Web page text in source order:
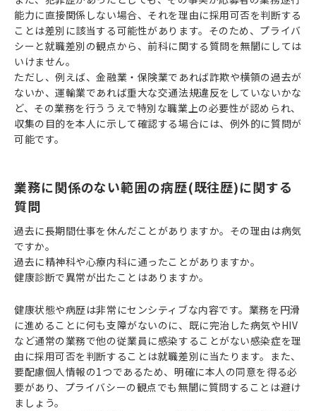
能力に直接関係しない場合、それを理由に採用可否を判断する
ことは差別に該当する可能性があります。そのため、プライバ
シーと就職差別の観点から、前科に関する質問を無闇にしては
いけません。
ただし、例えば、金融業・保険業であれば詐欺や横領の過去が
ないか、運輸業であれば重大な交通法規違反をしていないかな
ど、その業務を行ううえで特別な職業上の必要性が認められ、
収集の目的を本人に示して確認する場合には、例外的に質問が
可能です。
業務に関係のない範囲の病歴(既往歴)に関する
質問
過去に長期間仕事を休んだことがありますか。その理由は病気
ですか。
過去に精神科や心療内科に通ったことがありますか。
健康診断で異常が出たことはありますか。
健康状態や病歴は非常にセンシティブな内容です。業務を円滑
に進めることに何も支障がないのに、既に完治した病気やHIV
など通常の業務で他の従業員に感染することがない感染症を理
由に採用可否を判断することは就職差別に当たります。また、
要配慮個人情報の1つであるため、明確に本人の同意を得る必
要があり、プライバシーの観点でも無闇に質問することは避け
ましょう。